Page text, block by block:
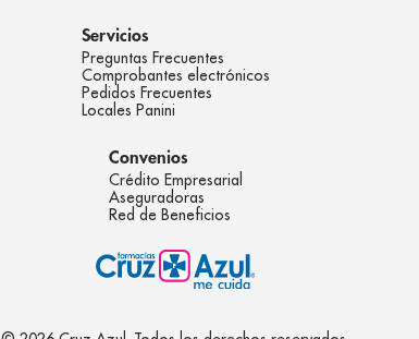
Servicios
Preguntas Frecuentes
Comprobantes electrónicos
Pedidos Frecuentes
Locales Panini
Convenios
Crédito Empresarial
Aseguradoras
Red de Beneficios